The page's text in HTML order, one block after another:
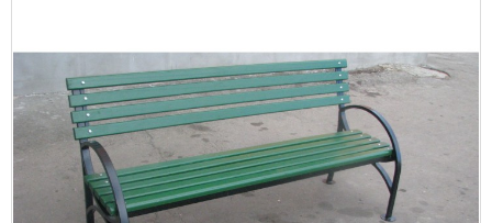
Containere pentru deşeuri menagere, platforme
Dulapuri metalice, safeuri
Rafturi metalice
Staţii de aşteptare